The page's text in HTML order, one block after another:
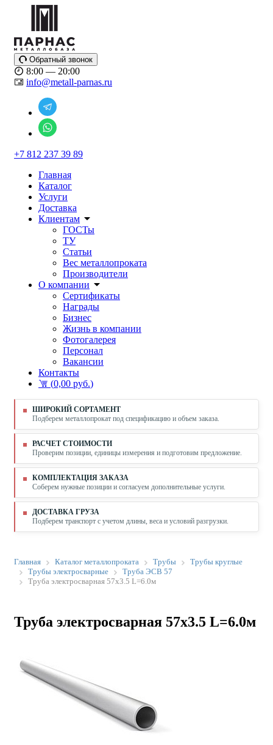
Обратный звонок
8:00 — 20:00
info@metall-parnas.ru
+7 812 237 39 89
Главная
Каталог
Услуги
Доставка
Клиентам
ГОСТы
ТУ
Статьи
Вес металлопроката
Производители
О компании
Сертификаты
Награды
Бизнес
Жизнь в компании
Фотогалерея
Персонал
Вакансии
Контакты
(0,00 руб.)
ШИРОКИЙ СОРТАМЕНТ
Подберем металлопрокат под спецификацию и объем заказа.
РАСЧЕТ СТОИМОСТИ
Проверим позиции, единицы измерения и подготовим предложение.
КОМПЛЕКТАЦИЯ ЗАКАЗА
Соберем нужные позиции и согласуем дополнительные услуги.
ДОСТАВКА ГРУЗА
Подберем транспорт с учетом длины, веса и условий разгрузки.
Главная Каталог металлопроката Трубы
Трубы круглые
Трубы электросварные
Труба ЭСВ 57
Труба электросварная 57х3.5 L=6.0м
Труба электросварная 57х3.5 L=6.0м